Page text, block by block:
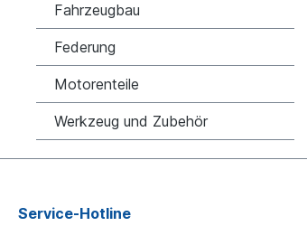
Fahrzeugbau
Federung
Motorenteile
Werkzeug und Zubehör
Service-Hotline